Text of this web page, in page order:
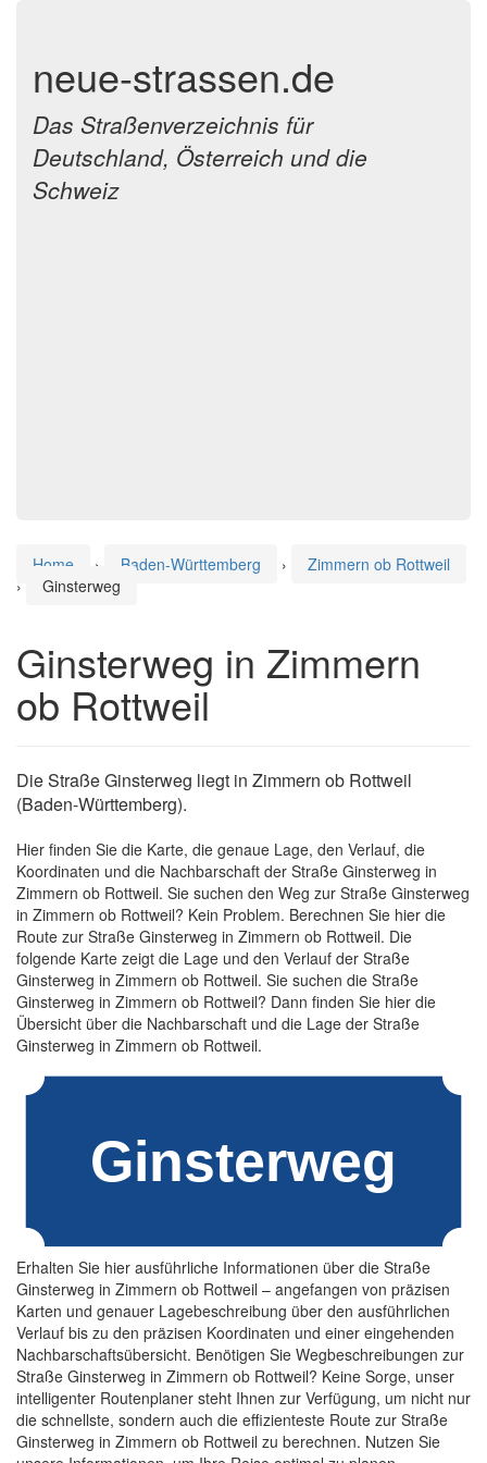
neue-strassen.de
Das Straßenverzeichnis für
Deutschland, Österreich und die
Schweiz
Home › Baden-Württemberg ›
Zimmern ob Rottweil
›
Ginsterweg
Ginsterweg in Zimmern
ob Rottweil
Die Straße Ginsterweg liegt in Zimmern ob Rottweil
(Baden-Württemberg).
Hier finden Sie die Karte, die genaue Lage, den Verlauf, die
Koordinaten und die Nachbarschaft der Straße Ginsterweg in
Zimmern ob Rottweil. Sie suchen den Weg zur Straße Ginsterweg
in Zimmern ob Rottweil? Kein Problem. Berechnen Sie hier die
Route zur Straße Ginsterweg in Zimmern ob Rottweil. Die
folgende Karte zeigt die Lage und den Verlauf der Straße
Ginsterweg in Zimmern ob Rottweil. Sie suchen die Straße
Ginsterweg in Zimmern ob Rottweil? Dann finden Sie hier die
Übersicht über die Nachbarschaft und die Lage der Straße
Ginsterweg in Zimmern ob Rottweil.
Erhalten Sie hier ausführliche Informationen über die Straße
Ginsterweg in Zimmern ob Rottweil – angefangen von präzisen
Karten und genauer Lagebeschreibung über den ausführlichen
Verlauf bis zu den präzisen Koordinaten und einer eingehenden
Nachbarschaftsübersicht. Benötigen Sie Wegbeschreibungen zur
Straße Ginsterweg in Zimmern ob Rottweil? Keine Sorge, unser
intelligenter Routenplaner steht Ihnen zur Verfügung, um nicht nur
die schnellste, sondern auch die effizienteste Route zur Straße
Ginsterweg in Zimmern ob Rottweil zu berechnen. Nutzen Sie